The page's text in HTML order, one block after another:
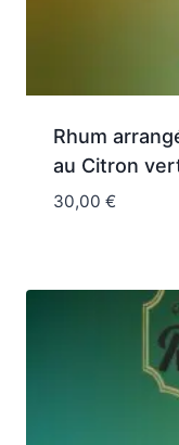
Rhum
au Citron
30,00 €